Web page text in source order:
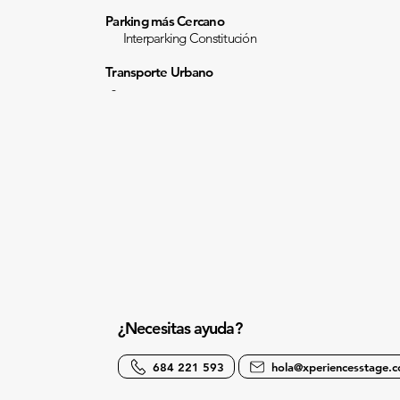
Parking más Cercano
Interparking Constitución
Transporte Urbano
-
¿Necesitas ayuda?
684 221 593